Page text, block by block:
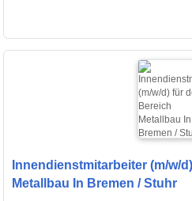
Innendienstmitarbeiter (m/w/
Metallbau In Bremen / Stuhr